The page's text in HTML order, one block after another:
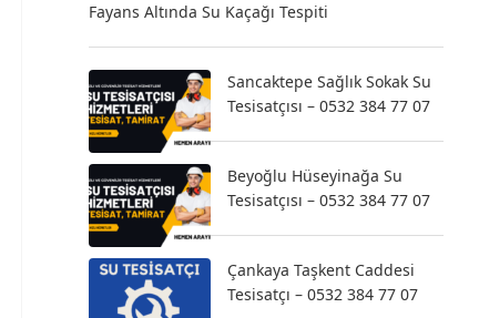
Fayans Altında Su Kaçağı Tespiti
Sancaktepe Sağlık Sokak Su
Tesisatçısı – 0532 384 77 07
Beyoğlu Hüseyinağa Su
Tesisatçısı – 0532 384 77 07
Çankaya Taşkent Caddesi
Tesisatçı – 0532 384 77 07